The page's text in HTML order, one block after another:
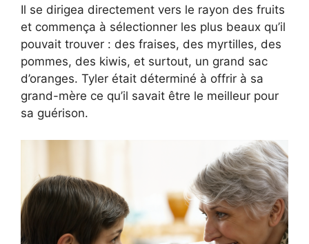
Il se dirigea directement vers le rayon des fruits
et commença à sélectionner les plus beaux qu’il
pouvait trouver : des fraises, des myrtilles, des
pommes, des kiwis, et surtout, un grand sac
d’oranges. Tyler était déterminé à offrir à sa
grand-mère ce qu’il savait être le meilleur pour
sa guérison.